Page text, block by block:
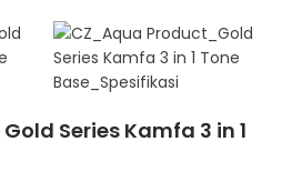
Gold Series Kamfa 3 in 1